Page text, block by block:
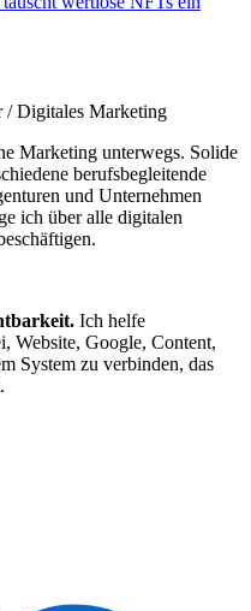
Digitales Marketing
Marketing unterwegs. Solide
berufsbegleitende
und Unternehmen
ich über alle digitalen
Ich helfe
Website, Google, Content,
System zu verbinden, das